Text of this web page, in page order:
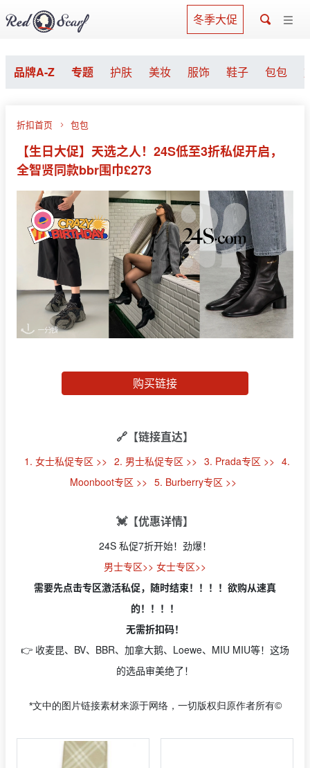
冬季大促
品牌A-Z 专题 护肤 美妆 服饰 鞋子 包包
折扣首页 包包
【生日大促】天选之人！24S低至3折私促开启，
全智贤同款bbr围巾£273
购买链接
🔗【链接直达】
1. 女士私促专区 >> 2. 男士私促专区 >> 3. Prada专区 >> 4.
Moonboot专区 >> 5. Burberry专区 >>
💓【优惠详情】
24S 私促7折开始！劲爆！
男士专区>> 女士专区>>
需要先点击专区激活私促，随时结束！！！！欲购从速真
的！！！！
无需折扣码！
👉 收麦昆、BV、BBR、加拿大鹅、Loewe、MIU MIU等！这场
的选品审美绝了！
*文中的图片链接素材来源于网络，一切版权归原作者所有©